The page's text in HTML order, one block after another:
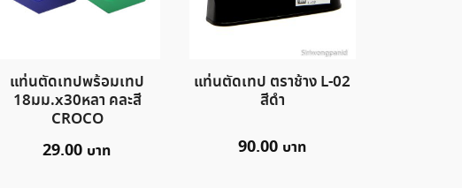
แท่นตัดเทปพร้อมเทป
18มม.x30หลา คละสี
CROCO
29.00
แท่นตัดเทป ตราช้าง L-02
สีดำ
90.00